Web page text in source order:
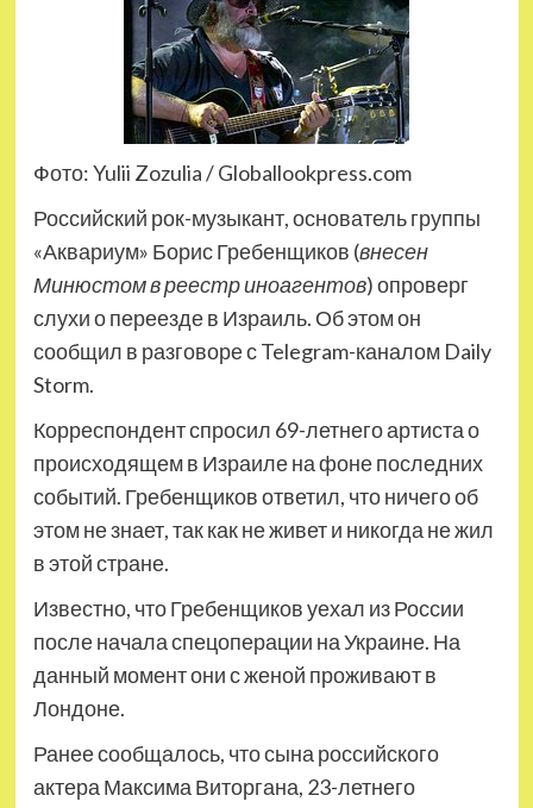
Фото: Yulii Zozulia / Globallookpress.com
Российский рок-музыкант, основатель группы
«Аквариум» Борис Гребенщиков (внесен
Минюстом в реестр иноагентов) опроверг
слухи о переезде в Израиль. Об этом он
сообщил в разговоре с Telegram-каналом Daily
Storm.
Корреспондент спросил 69-летнего артиста о
происходящем в Израиле на фоне последних
событий. Гребенщиков ответил, что ничего об
этом не знает, так как не живет и никогда не жил
в этой стране.
Известно, что Гребенщиков уехал из России
после начала спецоперации на Украине. На
данный момент они с женой проживают в
Лондоне.
Ранее сообщалось, что сына российского
актера Максима Виторгана, 23-летнего